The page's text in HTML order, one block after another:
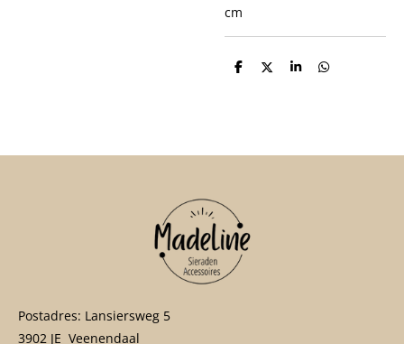
cm
D
D
S
D
Postadres: Lansiersweg 5
3902 JE Veenendaal